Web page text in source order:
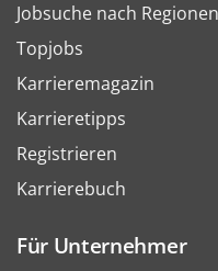
Jobsuche nach Regionen
Topjobs
Karrieremagazin
Karrieretipps
Registrieren
Karrierebuch
Für Unternehmer